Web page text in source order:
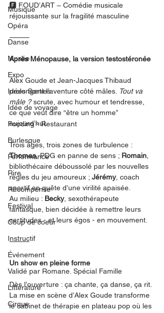
Musique
Opéra
Danse
Musée
Expo
Idées Sorties
Idée de voyage
Fooding - Restaurant
Burlesque
Performance
Rire
Récompense
Festival
Coup de coeur
Instructif
Événement
Validé par Romane. Spécial Famille
Littérature
Cirque
🅵 FOUD’ART – Comédie musicale
réjouissante sur la fragilité masculine
⸻
Après Ménopause, la version testostéronée
Alex Goude et Jean-Jacques Thibaud
prolongent l’aventure côté mâles. Tout va
mâle ? scrute, avec humour et tendresse,
ce que veut dire “être un homme”
aujourd’hui.
Trois âges, trois zones de turbulence :
Thomas, PDG en panne de sens ; Romain
bibliothécaire déboussolé par les nouvelles
règles du jeu amoureux ; Jérémy, coach
sportif en quête d’une virilité apaisée.
Au milieu : Becky, sexothérapeute
fantasque, bien décidée à remettre leurs
certitudes - et leurs égos - en mouvement.
⸻
Un show en pleine forme
Dès l’ouverture : ça chante, ça danse, ça rit.
La mise en scène d’Alex Goude transforme
le cabinet de thérapie en plateau pop où les